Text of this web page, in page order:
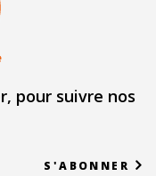
pour suivre nos
S'ABONNER